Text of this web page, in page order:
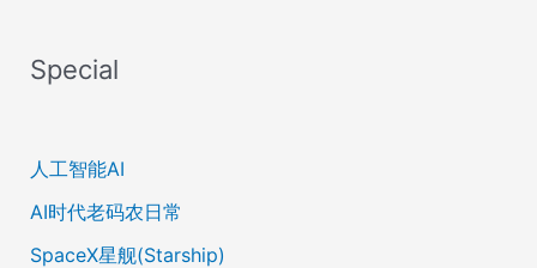
Special
人工智能AI
AI时代老码农日常
SpaceX星舰(Starship)